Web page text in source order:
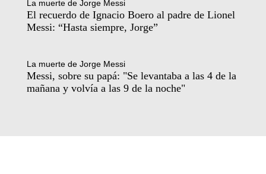
La muerte de Jorge Messi
El recuerdo de Ignacio Boero al padre de Lionel
Messi: “Hasta siempre, Jorge”
La muerte de Jorge Messi
Messi, sobre su papá: "Se levantaba a las 4 de la
mañana y volvía a las 9 de la noche"